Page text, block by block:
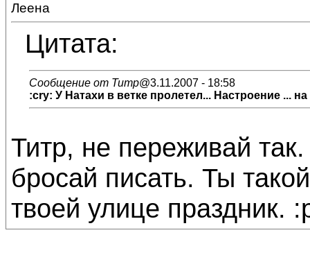
Леена
Цитата:
Сообщение от Титр@3.11.2007 - 18:58
:cry: У Натахи в ветке пролетел... Настроение ...
Титр, не переживай
бросай писать. Ты
твоей улице праздник.